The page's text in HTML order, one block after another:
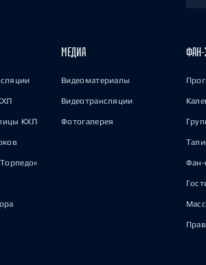
КХЛ
МЕДИА
Видеоматериалы
Видеотрансляции
Фотогалерея
ФАН-
Фан-